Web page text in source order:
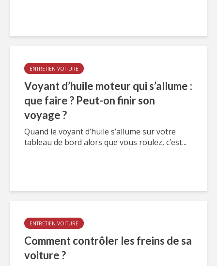
ENTRETIEN VOITURE
Voyant d’huile moteur qui s’allume :
que faire ? Peut-on finir son
voyage ?
Quand le voyant d’huile s’allume sur votre
tableau de bord alors que vous roulez, c’est...
ENTRETIEN VOITURE
Comment contrôler les freins de sa
voiture ?